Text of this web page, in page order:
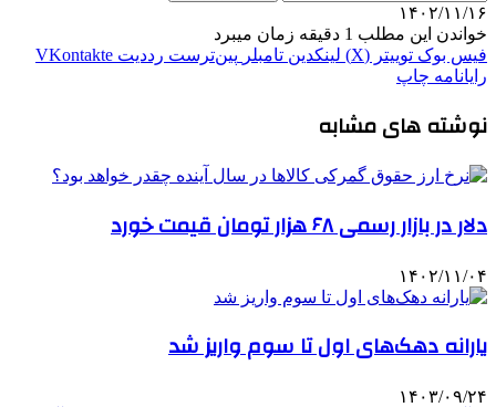
۱۴۰۲/۱۱/۱۶
خواندن این مطلب 1 دقیقه زمان میبرد
فیس بوک توییتر (X) لینکدین ‫تامبلر ‫پین‌ترست ‫رددیت ‫VKontakte
رایانامه چاپ
نوشته های مشابه
دلار در بازار رسمی ۶۸ هزار تومان قیمت خورد
۱۴۰۲/۱۱/۰۴
یارانه دهک‌های اول تا سوم واریز شد
۱۴۰۳/۰۹/۲۴